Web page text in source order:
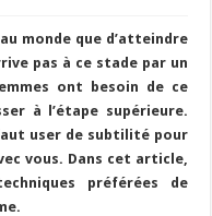
monde que d’atteindre
pas à ce stade par un
ont besoin de ce
à l’étape supérieure.
user de subtilité pour
vous. Dans cet article,
préférées de